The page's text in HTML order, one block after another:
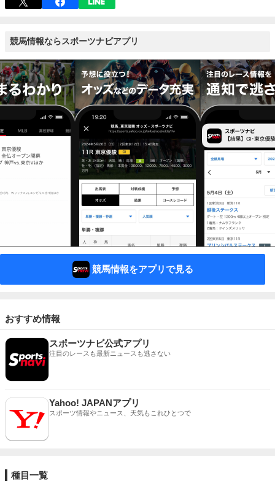
競馬情報ならスポーツナビアプリ
競馬情報をアプリで見る
おすすめ情報
スポーツナビ公式アプリ
注目のレースも最新ニュースも逃さない
Yahoo! JAPANアプリ
スポーツ情報やニュース、天気もこれひとつで
種目一覧